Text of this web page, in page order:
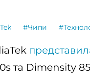
#Чипи
та Dimensity